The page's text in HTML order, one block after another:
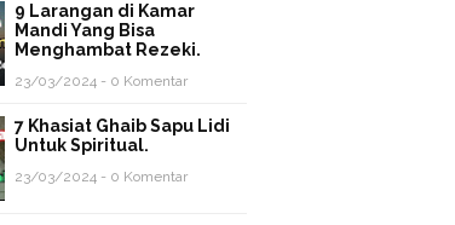
9 Larangan di Kamar
Mandi Yang Bisa
Menghambat Rezeki.
23/03/2024 - 0 Komentar
7 Khasiat Ghaib Sapu Lidi
Untuk Spiritual.
23/03/2024 - 0 Komentar